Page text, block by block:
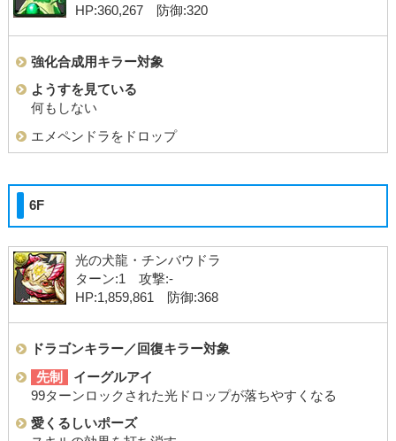
HP:360,267 防御:320
強化合成用キラー対象
ようすを見ている
何もしない
エメペンドラをドロップ
6F
光の犬龍・チンバウドラ
ターン:1 攻撃:-
HP:1,859,861 防御:368
ドラゴンキラー／回復キラー対象
先制
イーグルアイ
99ターンロックされた光ドロップが落ちやすくなる
愛くるしいポーズ